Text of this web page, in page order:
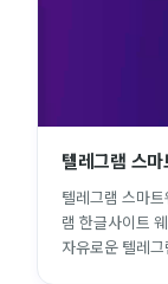
텔레그램 스
텔레그램 스마
램 한글사이트
자유로운 텔레